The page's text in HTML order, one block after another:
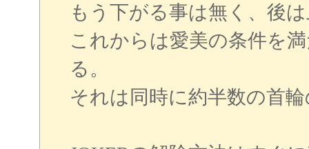
もう下がる事は無く、後
これからは愛美の条件を
る。
それは同時に約半数の首